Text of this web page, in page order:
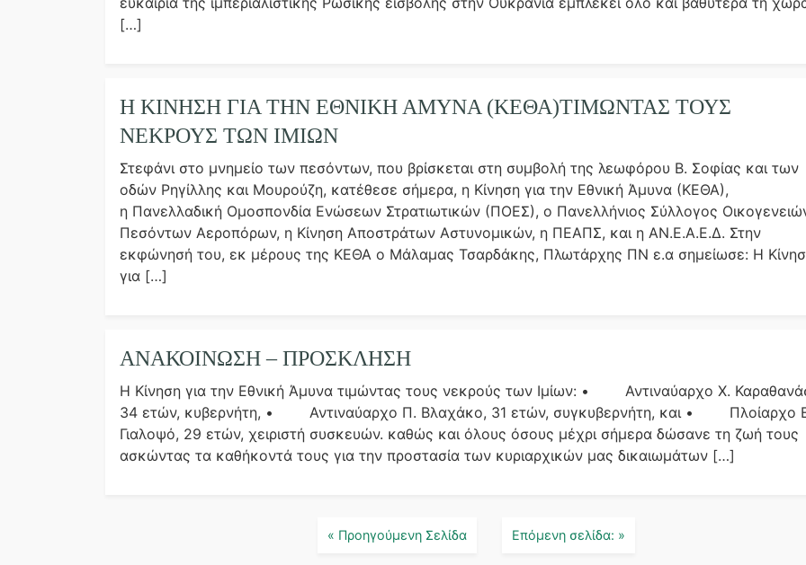
[…]
Η ΚΊΝΗΣΗ ΓΙΑ ΤΗΝ ΕΘΝΙΚΉ ΆΜΥΝΑ (ΚΕΘΑ)ΤΙΜΏΝΤΑΣ ΤΟΥΣ
ΝΕΚΡΟΎΣ ΤΩΝ ΙΜΊΩΝ
Στεφάνι στο μνημείο των πεσόντων, που βρίσκεται στη συμβολή της λεωφόρου Β. Σοφίας και των
οδών Ρηγίλλης και Μουρούζη, κατέθεσε σήμερα, η Κίνηση για την Εθνική Άμυνα (ΚΕΘΑ),
η Πανελλαδική Ομοσπονδία Ενώσεων Στρατιωτικών (ΠΟΕΣ), ο Πανελλήνιος Σύλλογος
Πεσόντων Αεροπόρων, η Κίνηση Αποστράτων Αστυνομικών, η ΠΕΑΠΣ, και η ΑΝ.Ε.Α.Ε.Δ. Στην
εκφώνησή του, εκ μέρους της ΚΕΘΑ ο Μάλαμας Τσαρδάκης, Πλωτάρχης ΠΝ ε.α σημείωσε: Η
για […]
ΑΝΑΚΟΙΝΩΣΗ – ΠΡΟΣΚΛΗΣΗ
Η Κίνηση για την Εθνική Άμυνα τιμώντας τους νεκρούς των Ιμίων: • Αντιναύαρχο Χ.
34 ετών, κυβερνήτη, • Αντιναύαρχο Π. Βλαχάκο, 31 ετών, συγκυβερνήτη, και • Πλοίαρχο
Γιαλοψό, 29 ετών, χειριστή συσκευών. καθώς και όλους όσους μέχρι σήμερα δώσανε τη ζωή τους
ασκώντας τα καθήκοντά τους για την προστασία των κυριαρχικών μας δικαιωμάτων […]
« Προηγούμενη Σελίδα Επόμενη σελίδα: »